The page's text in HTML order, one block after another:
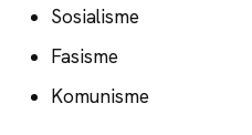
Sosialisme
Fasisme
Komunisme